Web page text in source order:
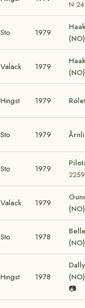
N
Sto 1979
(NO)
Valack 1979
Hingst 1979
Sto 1979
Sto 1979
Valack 1979
(NO)
Sto 1978
(NO)
Hingst 1978
📷